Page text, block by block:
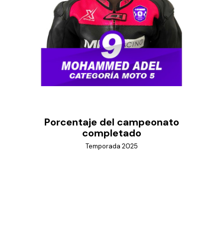
Porcentaje del campeonato
completado
Temporada 2025